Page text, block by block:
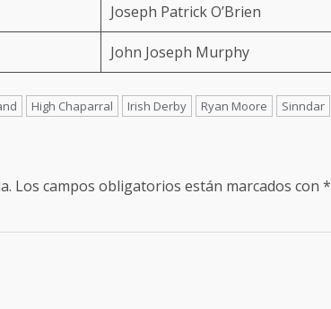
Joseph Patrick O’Brien
John Joseph Murphy
High Chaparral Irish Derby Ryan Moore Sinndar
Los campos obligatorios están marcados con *